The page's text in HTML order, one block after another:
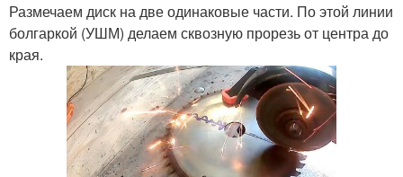
Размечаем диск на две одинаковые части. По этой линии
болгаркой (УШМ) делаем сквозную прорезь от центра до
края.